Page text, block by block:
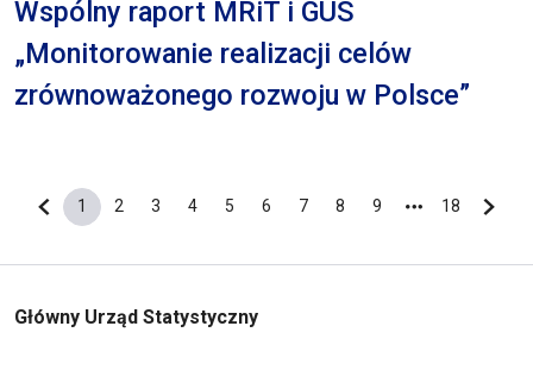
Wspólny raport MRiT i GUS
„Monitorowanie realizacji celów
zrównoważonego rozwoju w Polsce”
Poprzednia strona
Bieżąca strona
1
Strona
2
Strona
3
Strona
4
Strona
5
Strona
6
Strona
7
Strona
8
Strona
9
Ostatnia
18
Główny Urząd Statystyczny